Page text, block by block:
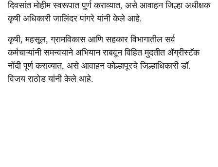
दिवसांत मोहीम स्वरूपात पूर्ण कराव्यात, असे आवाहन जिल्हा अधीक्षक
कृषी अधिकारी जालिंदर पांगरे यांनी केले आहे.
कृषी, महसूल, ग्रामविकास आणि सहकार विभागातील सर्व
कर्मचाऱ्यांनी समन्वयाने अभियान राबवून विहित मुदतीत ॲग्रीस्टॅक
नोंदी पूर्ण कराव्यात, असे आवाहन कोल्हापूरचे जिल्हाधिकारी डॉ.
विजय राठोड यांनी केले आहे.